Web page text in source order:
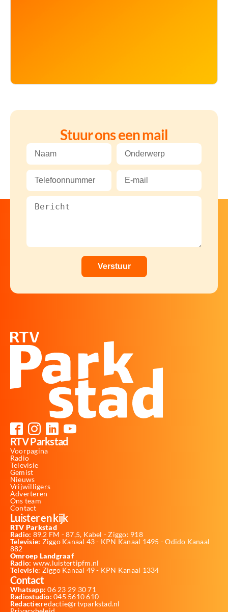
Stuur ons een mail
RTV Parkstad
Voorpagina
Radio
Televisie
Gemist
Nieuws
Vrijwilligers
Adverteren
Ons team
Contact
Luister en kijk
RTV Parkstad
Radio: 89,2 FM - 87,5, Kabel - Ziggo: 918
Televisie: Ziggo Kanaal 43 - KPN Kanaal 1495 - Odido Kanaal
882
Omroep Landgraaf
Radio: www.luistertipfm.nl
Televisie: Ziggo Kanaal 49 - KPN Kanaal 1334
Contact
Whatsapp: 06 23 29 30 71
Radiostudio: 045 5610 610
Redactie:redactie@rtvparkstad.nl